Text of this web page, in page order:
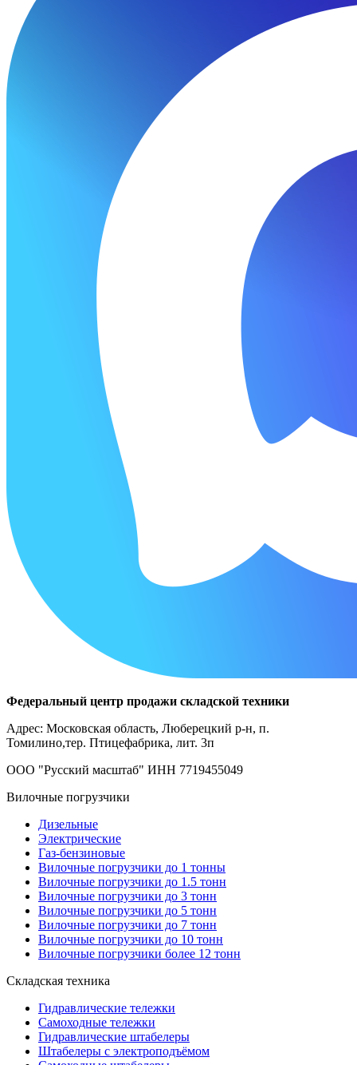
Федеральный центр продажи складской техники
Адрес: Московская область, Люберецкий р-н, п.
Томилино,тер. Птицефабрика, лит. 3п
ООО "Русский масштаб" ИНН 7719455049
Вилочные погрузчики
Дизельные
Электрические
Газ-бензиновые
Вилочные погрузчики до 1 тонны
Вилочные погрузчики до 1.5 тонн
Вилочные погрузчики до 3 тонн
Вилочные погрузчики до 5 тонн
Вилочные погрузчики до 7 тонн
Вилочные погрузчики до 10 тонн
Вилочные погрузчики более 12 тонн
Складская техника
Гидравлические тележки
Самоходные тележки
Гидравлические штабелеры
Штабелеры с электроподъёмом